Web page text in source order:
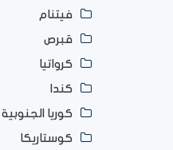
فيتنام
قبرص
كرواتيا
كندا
كوريا الجنوبية
كوستاريكا